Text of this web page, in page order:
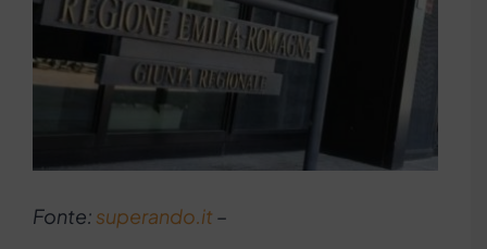
Fonte: superando.it –